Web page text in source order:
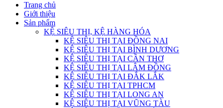
Trang chủ
Giới thiệu
Sản phẩm
KỆ SIÊU THỊ, KỆ HÀNG HÓA
KỆ SIÊU THỊ TẠI ĐỒNG NAI
KỆ SIÊU THỊ TẠI BÌNH DƯƠNG
KỆ SIÊU THỊ TẠI CẦN THƠ
KỆ SIÊU THỊ TẠI LÂM ĐỒNG
KỆ SIÊU THỊ TẠI ĐẮK LẮK
KỆ SIÊU THỊ TẠI TPHCM
KỆ SIÊU THỊ TẠI LONG AN
KỆ SIÊU THỊ TẠI VŨNG TÀU